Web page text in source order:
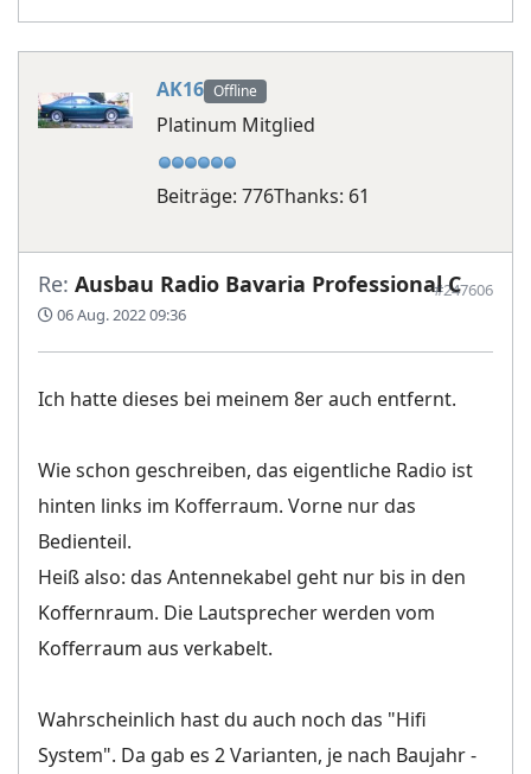
AK16 Offline
Platinum Mitglied
Beiträge: 776Thanks: 61
Re: Ausbau Radio Bavaria Professional C
06 Aug. 2022 09:36
#247606
Ich hatte dieses bei meinem 8er auch entfernt.
Wie schon geschreiben, das eigentliche Radio ist
hinten links im Kofferraum. Vorne nur das
Bedienteil.
Heiß also: das Antennekabel geht nur bis in den
Koffernraum. Die Lautsprecher werden vom
Kofferraum aus verkabelt.
Wahrscheinlich hast du auch noch das "Hifi
System". Da gab es 2 Varianten, je nach Baujahr -